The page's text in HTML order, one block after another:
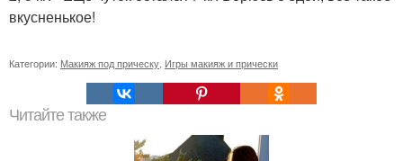
вкусненькое!
Категории: Макияж под прическу Игры макияж и прически
Читайте также